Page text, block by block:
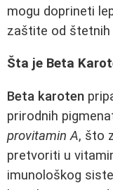
mogu doprineti
zaštite od štetnih
Šta je Beta
Beta karoten
prirodnih
provitamin A, što
pretvoriti u
imunološkog